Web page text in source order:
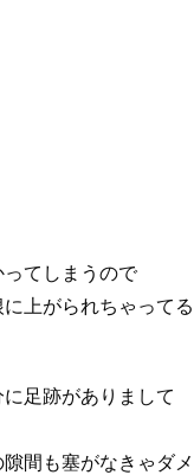
てしまうので
上がられちゃって
足跡がありまして
間も塞がなきゃダ